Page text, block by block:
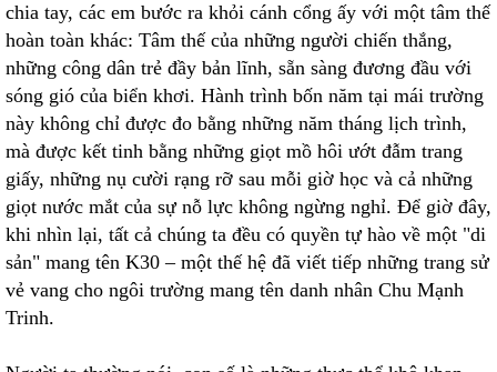
chia tay, các em bước ra khỏi cánh cổng ấy với một tâm thế
hoàn toàn khác: Tâm thế của những người chiến thắng,
những công dân trẻ đầy bản lĩnh, sẵn sàng đương đầu với
sóng gió của biển khơi. Hành trình bốn năm tại mái trường
này không chỉ được đo bằng những năm tháng lịch trình,
mà được kết tinh bằng những giọt mồ hôi ướt đẫm trang
giấy, những nụ cười rạng rỡ sau mỗi giờ học và cả những
giọt nước mắt của sự nỗ lực không ngừng nghỉ. Để giờ đây,
khi nhìn lại, tất cả chúng ta đều có quyền tự hào về một "di
sản" mang tên K30 – một thế hệ đã viết tiếp những trang sử
vẻ vang cho ngôi trường mang tên danh nhân Chu Mạnh
Trinh.